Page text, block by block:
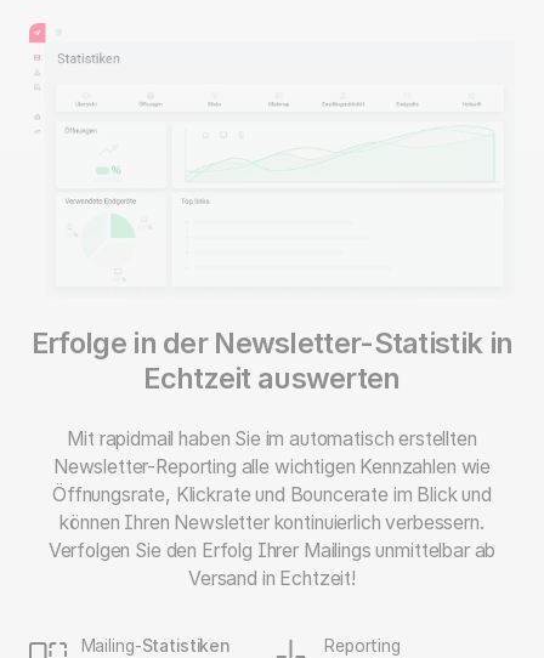
Erfolge in der Newsletter-Statistik in
Echtzeit auswerten
Mit rapidmail haben Sie im automatisch erstellten
Newsletter-Reporting alle wichtigen Kennzahlen wie
Öffnungsrate, Klickrate und Bouncerate im Blick und
können Ihren Newsletter kontinuierlich verbessern.
Verfolgen Sie den Erfolg Ihrer Mailings unmittelbar ab
Versand in Echtzeit!
Mailing-Statistiken
Reporting